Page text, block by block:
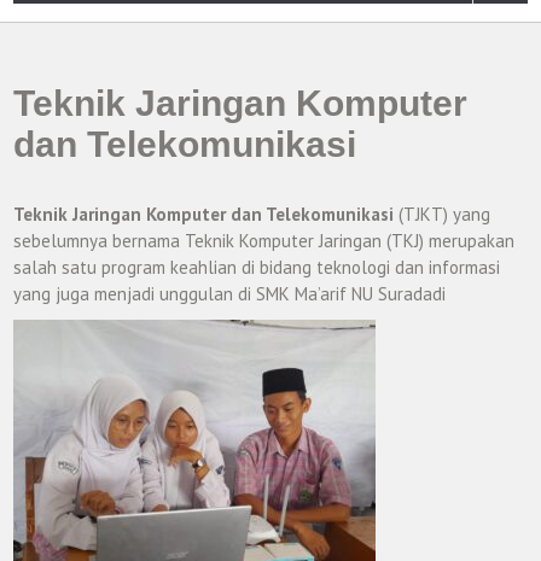
Teknik Jaringan Komputer
dan Telekomunikasi
Teknik Jaringan Komputer dan Telekomunikasi (TJKT) yang
sebelumnya bernama Teknik Komputer Jaringan (TKJ) merupakan
salah satu program keahlian di bidang teknologi dan informasi
yang juga menjadi unggulan di SMK Ma’arif NU Suradadi